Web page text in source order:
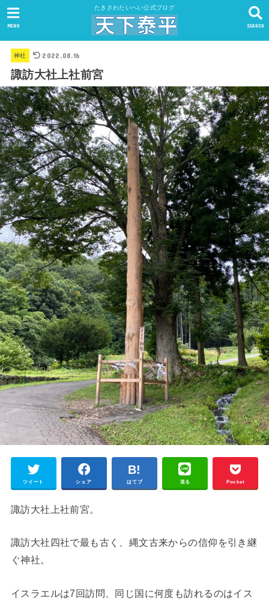
たきさわたいへい公式ブログ
SEARCH
MENU
神社 2022.08.16
諏訪大社上社前宮
ツイート シェア はてブ 送る Pocket
諏訪大社上社前宮。
諏訪大社四社で最も古く、縄文古来からの信仰を引き継
ぐ神社。
イスラエルは7回訪問、同じ国に何度も訪れるのはイス